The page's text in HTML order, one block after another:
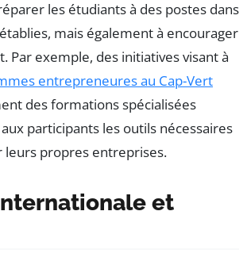
les étudiants à des postes dans
mais également à encourager
Par exemple, des initiatives visant à
entrepreneures au Cap-Vert
des formations spécialisées
participants les outils nécessaires
leurs propres entreprises.
et